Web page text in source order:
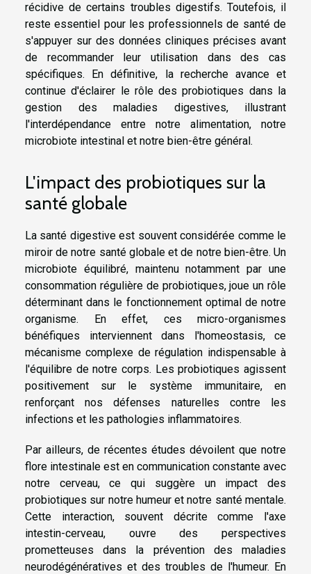
récidive de certains troubles digestifs. Toutefois, il
reste essentiel pour les professionnels de santé de
s'appuyer sur des données cliniques précises avant
de recommander leur utilisation dans des cas
spécifiques. En définitive, la recherche avance et
continue d'éclairer le rôle des probiotiques dans la
gestion des maladies digestives, illustrant
l'interdépendance entre notre alimentation, notre
microbiote intestinal et notre bien-être général.
L'impact des probiotiques sur la
santé globale
La santé digestive est souvent considérée comme le
miroir de notre santé globale et de notre bien-être. Un
microbiote équilibré, maintenu notamment par une
consommation régulière de probiotiques, joue un rôle
déterminant dans le fonctionnement optimal de notre
organisme. En effet, ces micro-organismes
bénéfiques interviennent dans l'homeostasis, ce
mécanisme complexe de régulation indispensable à
l'équilibre de notre corps. Les probiotiques agissent
positivement sur le système immunitaire, en
renforçant nos défenses naturelles contre les
infections et les pathologies inflammatoires.
Par ailleurs, de récentes études dévoilent que notre
flore intestinale est en communication constante avec
notre cerveau, ce qui suggère un impact des
probiotiques sur notre humeur et notre santé mentale.
Cette interaction, souvent décrite comme l'axe
intestin-cerveau, ouvre des perspectives
prometteuses dans la prévention des maladies
neurodégénératives et des troubles de l'humeur. En